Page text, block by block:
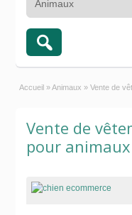
Accueil » Animaux » Vente de
Vente de
pour animaux